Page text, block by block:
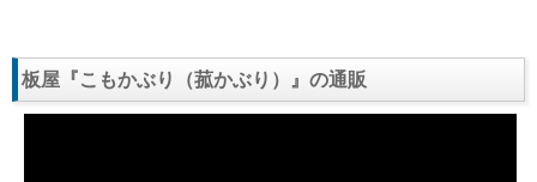
板屋『こもかぶり（菰かぶり）』の通販